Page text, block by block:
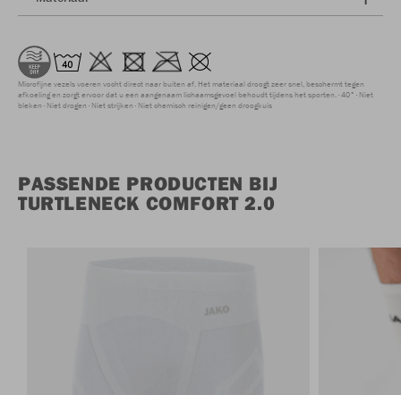
Microfijne vezels voeren vocht direct naar buiten af. Het materiaal droogt zeer snel, beschermt tegen
afkoeling en zorgt ervoor dat u een aangenaam lichaamsgevoel behoudt tijdens het sporten. 40° Niet
bleken Niet drogen Niet strijken Niet chemisch reinigen/geen droogkuis
PASSENDE PRODUCTEN BIJ
TURTLENECK COMFORT 2.0